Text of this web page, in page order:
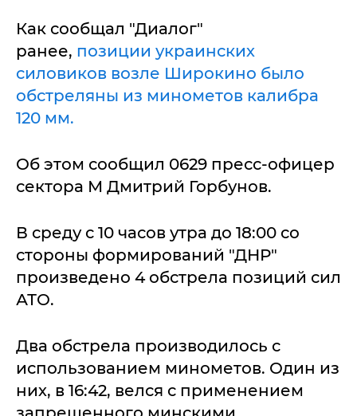
Как сообщал "Диалог"
ранее, позиции украинских
силовиков возле Широкино было
обстреляны из минометов калибра
120 мм.
Об этом сообщил 0629 пресс-офицер
сектора М Дмитрий Горбунов.
В среду с 10 часов утра до 18:00 со
стороны формирований "ДНР"
произведено 4 обстрела позиций сил
АТО.
Два обстрела производилось с
использованием минометов. Один из
них, в 16:42, велся с применением